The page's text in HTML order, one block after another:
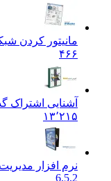
مانیتور کردن شبکه IP
آشنایی اشتراک گذاری
۱۳٬۲۱۵
نرم افزار مدیریت